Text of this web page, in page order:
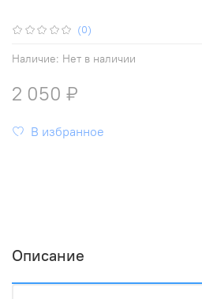
(0)
Наличие: Нет в наличии
2 050 ₽
В избранное
Описание